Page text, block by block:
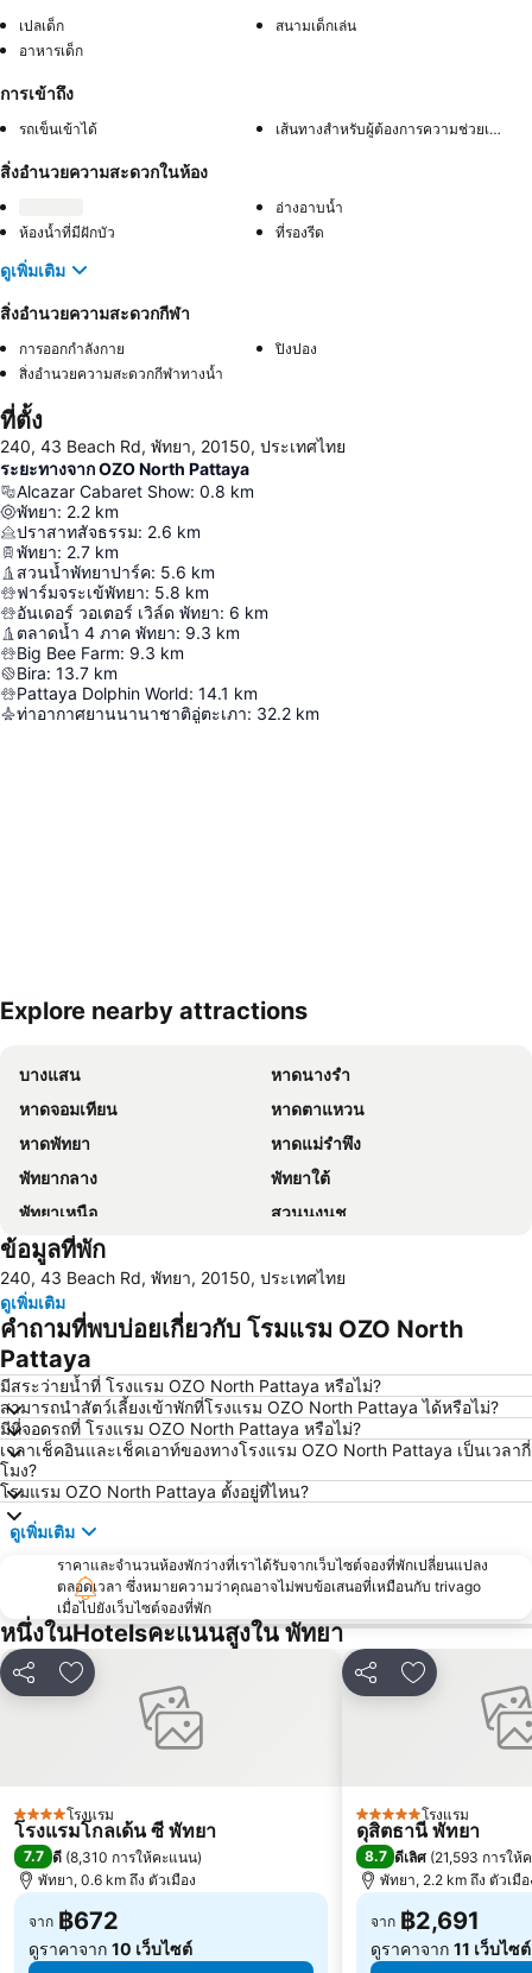
เปลเด็ก
สนามเด็กเล่น
อาหารเด็ก
การเข้าถึง
รถเข็นเข้าได้ เส้นทางสำหรับผู้ต้องการความช่วยเหลือพิเศษ
สิ่งอำนวยความสะดวกในห้อง
อ่างอาบน้ำ
ห้องน้ำที่มีฝักบัว
ที่รองรีด
ดูเพิ่มเติม
สิ่งอำนวยความสะดวกกีฬา
การออกกำลังกาย
ปิงปอง
สิ่งอำนวยความสะดวกกีฬาทางน้ำ
ที่ตั้ง
240, 43 Beach Rd, พัทยา, 20150, ประเทศไทย
ระยะทางจาก OZO North Pattaya
Alcazar Cabaret Show: 0.8 km
พัทยา: 2.2 km
ปราสาทสัจธรรม: 2.6 km
พัทยา: 2.7 km
สวนน้ำพัทยาปาร์ค: 5.6 km
ฟาร์มจระเข้พัทยา: 5.8 km
อันเดอร์ วอเตอร์ เวิล์ด พัทยา: 6 km
ตลาดน้ำ 4 ภาค พัทยา: 9.3 km
Big Bee Farm: 9.3 km
Bira: 13.7 km
Pattaya Dolphin World: 14.1 km
ท่าอากาศยานนานาชาติอู่ตะเภา: 32.2 km
Explore nearby attractions
บางแสน
หาดนางรำ
หาดจอมเทียน
หาดตาแหวน
หาดพัทยา
หาดแม่รำพึง
พัทยากลาง
พัทยาใต้
พัทยาเหนือ
สวนนงนุช
หาดแสม
เกาะขาม
ถนนคนเดิน
แสมสาร
สนามบินนานาชาติอู่ตะเภา
CentralFestival Pattaya Beach
ท่าเรือแหลมฉบัง
สวนเสือศรีราชา
บิ๊กซี เอ็กซ์ตร้า พัทยา3
สถานีรถไฟพัทยา
Bali Hai Pier
อนุสาวรีย์กรมหลวงชุมพรเขตอุดมศักดิ์
พีระเซอร์กิต
Pattaya Floating Market
Art in Paradise
พัทยาเทเลกราฟฮิลล์
ข้อมูลที่พัก
240, 43 Beach Rd, พัทยา, 20150, ประเทศไทย
ดูเพิ่มเติม
คำถามที่พบบ่อยเกี่ยวกับ โรมแรม OZO North
Pattaya
มีสระว่ายน้ำที่ โรงแรม OZO North Pattaya หรือไม่?
สามารถนำสัตว์เลี้ยงเข้าพักที่โรงแรม OZO North Pattaya ได้หรือไม่?
มีที่จอดรถที่ โรงแรม OZO North Pattaya หรือไม่?
เวลาเช็คอินและเช็คเอาท์ของทางโรงแรม OZO North Pattaya เป็นเวลากี่
โมง?
โรมแรม OZO North Pattaya ตั้งอยู่ที่ไหน?
ดูเพิ่มเติม
ราคาและจำนวนห้องพักว่างที่เราได้รับจากเว็บไซต์จองที่พักเปลี่ยนแปลง
ตลอดเวลา ซึ่งหมายความว่าคุณอาจไม่พบข้อเสนอที่เหมือนกับ trivago
เมื่อไปยังเว็บไซต์จองที่พัก
หนึ่งในHotelsคะแนนสูงใน พัทยา
แชร์ เพิ่มในรายการโปรด
4 ดาว โรงแรม
โรงแรมโกลเด้น ซี พัทยา
7.7 ดี (8,310 การให้คะแนน)
พัทยา, 0.6 km ถึง ตัวเมือง
จาก ฿672
ดูราคาจาก 10 เว็บไซต์
แชร์ เพิ่มในรายกา
5 ดาว โรงแรม
ดุสิตธานี พัทยา
8.7 ดีเลิศ (21,593 การให้
พัทยา, 2.2 km ถึง ตัวเมือ
จาก ฿2,691
ดูราคาจาก 11 เว็บไซต์